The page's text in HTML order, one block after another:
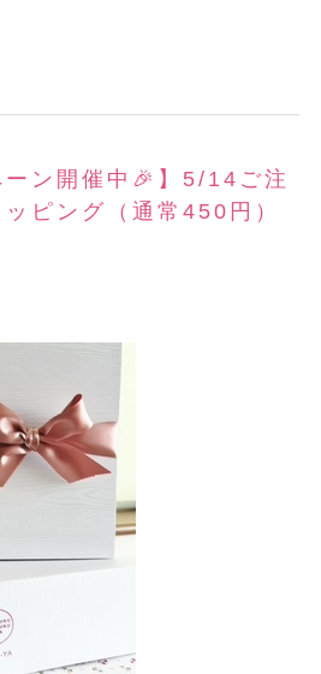
ーン開催中🎉】5/14ご注
ピング（通常450円）